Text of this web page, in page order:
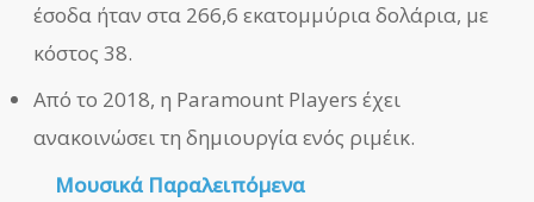
έσοδα ήταν στα 266,6 εκατομμύρια δολάρια, με
κόστος 38.
Από το 2018, η Paramount Players έχει
ανακοινώσει τη δημιουργία ενός ριμέικ.
Μουσικά Παραλειπόμενα